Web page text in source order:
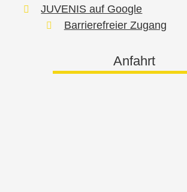
JUVENIS auf Google
Barrierefreier Zugang
Anfahrt